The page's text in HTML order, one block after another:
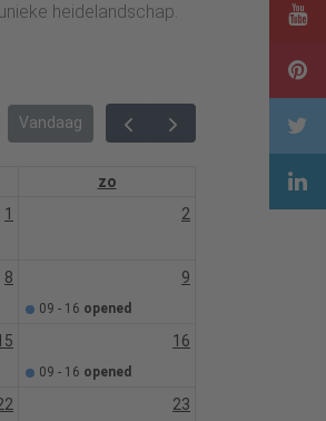
heidelandschap.
Vandaag
zo
1 2
8 9
09 - 16 opened
16
09 - 16 opened
23